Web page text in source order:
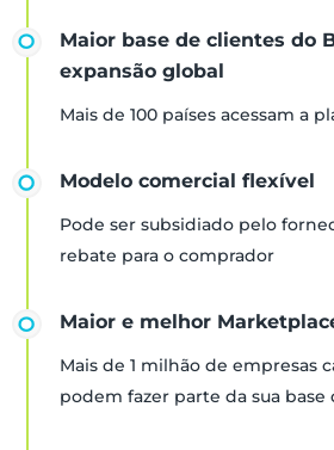
Maior base de clientes do
expansão global
Mais de 100 países acessam a
Modelo comercial flexível
Pode ser subsidiado pelo
rebate para o comprador
Maior e melhor
Mais de 1 milhão de empresas
podem fazer parte da sua